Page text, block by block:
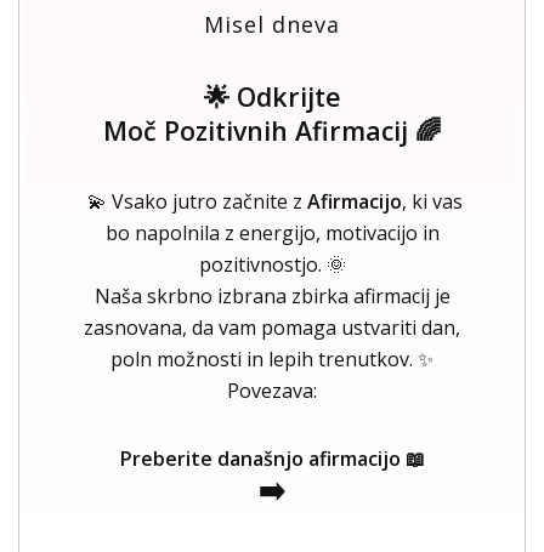
Misel dneva
🌟 Odkrijte
Moč Pozitivnih Afirmacij 🌈
💫 Vsako jutro začnite z Afirmacijo, ki vas
bo napolnila z energijo, motivacijo in
pozitivnostjo. 🌞
Naša skrbno izbrana zbirka afirmacij je
zasnovana, da vam pomaga ustvariti dan,
poln možnosti in lepih trenutkov. ✨
Povezava:
Preberite današnjo afirmacijo 📖
➡️